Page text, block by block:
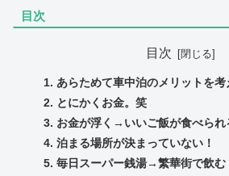
目次
目次
あらためて車中泊のメリットを考
とにかくお金。笑
お金が浮く→いいご飯が食べられ
泊まる場所が決まっていない！
毎日スーパー銭湯→繁華街で飲む